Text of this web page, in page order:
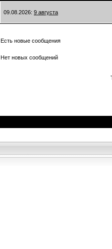
09.08.2026: 9 августа
Есть новые сообщения
Нет новых сообщений